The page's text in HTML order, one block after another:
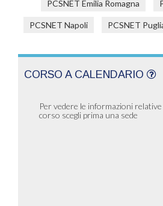
PCSNET Emilia Romagna
PCSNET Napoli PCSNET
CORSO A CALENDARIO
Per vedere le informazioni
corso scegli prima una sede